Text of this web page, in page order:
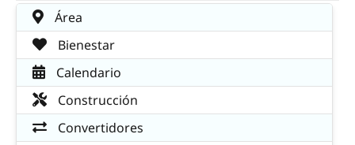
Área
Bienestar
Calendario
Construcción
Convertidores